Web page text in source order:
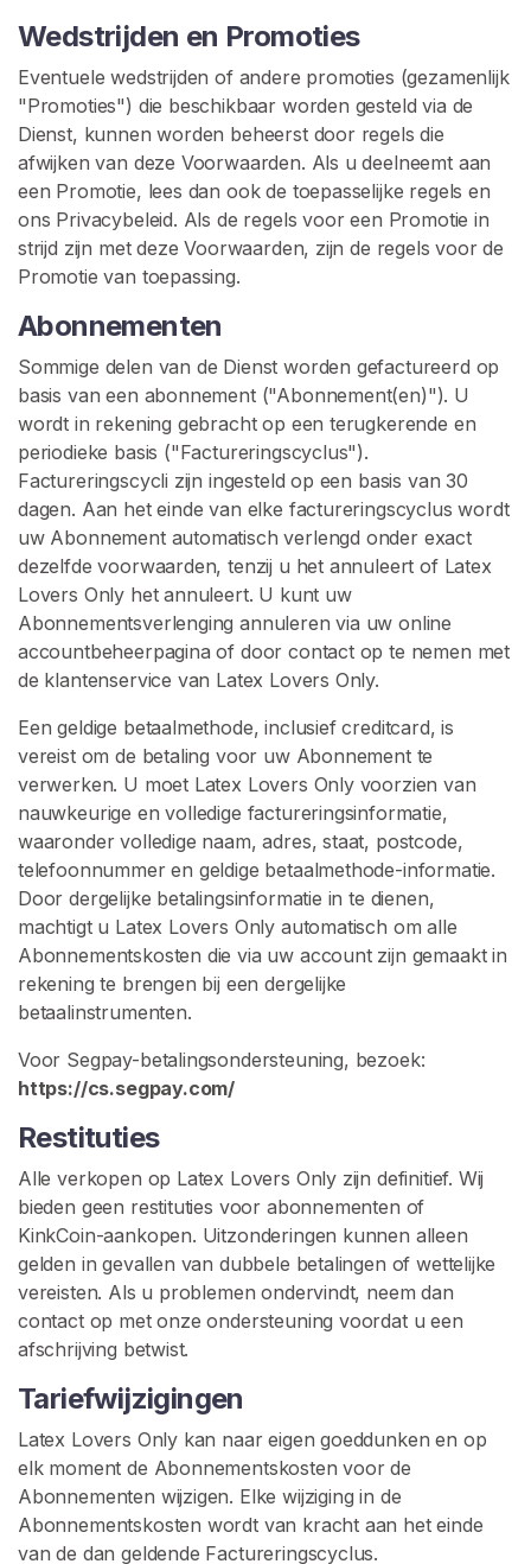
Wedstrijden en Promoties
Eventuele wedstrijden of andere promoties (gezamenlijk
"Promoties") die beschikbaar worden gesteld via de
Dienst, kunnen worden beheerst door regels die
afwijken van deze Voorwaarden. Als u deelneemt aan
een Promotie, lees dan ook de toepasselijke regels en
ons Privacybeleid. Als de regels voor een Promotie in
strijd zijn met deze Voorwaarden, zijn de regels voor de
Promotie van toepassing.
Abonnementen
Sommige delen van de Dienst worden gefactureerd op
basis van een abonnement ("Abonnement(en)"). U
wordt in rekening gebracht op een terugkerende en
periodieke basis ("Factureringscyclus").
Factureringscycli zijn ingesteld op een basis van 30
dagen. Aan het einde van elke factureringscyclus wordt
uw Abonnement automatisch verlengd onder exact
dezelfde voorwaarden, tenzij u het annuleert of Latex
Lovers Only het annuleert. U kunt uw
Abonnementsverlenging annuleren via uw online
accountbeheerpagina of door contact op te nemen met
de klantenservice van Latex Lovers Only.
Een geldige betaalmethode, inclusief creditcard, is
vereist om de betaling voor uw Abonnement te
verwerken. U moet Latex Lovers Only voorzien van
nauwkeurige en volledige factureringsinformatie,
waaronder volledige naam, adres, staat, postcode,
telefoonnummer en geldige betaalmethode-informatie.
Door dergelijke betalingsinformatie in te dienen,
machtigt u Latex Lovers Only automatisch om alle
Abonnementskosten die via uw account zijn gemaakt in
rekening te brengen bij een dergelijke
betaalinstrumenten.
Voor Segpay-betalingsondersteuning, bezoek:
https://cs.segpay.com/
Restituties
Alle verkopen op Latex Lovers Only zijn definitief. Wij
bieden geen restituties voor abonnementen of
KinkCoin-aankopen. Uitzonderingen kunnen alleen
gelden in gevallen van dubbele betalingen of wettelijke
vereisten. Als u problemen ondervindt, neem dan
contact op met onze ondersteuning voordat u een
afschrijving betwist.
Tariefwijzigingen
Latex Lovers Only kan naar eigen goeddunken en op
elk moment de Abonnementskosten voor de
Abonnementen wijzigen. Elke wijziging in de
Abonnementskosten wordt van kracht aan het einde
van de dan geldende Factureringscyclus.
a
t
e
x
B
D
S
M
L
a
t
e
x
V
o
e
t
f
e
t
i
j
Z
O
E
K
E
N
C
o
t
a
c
t
/
O
n
d
r
s
t
e
u
n